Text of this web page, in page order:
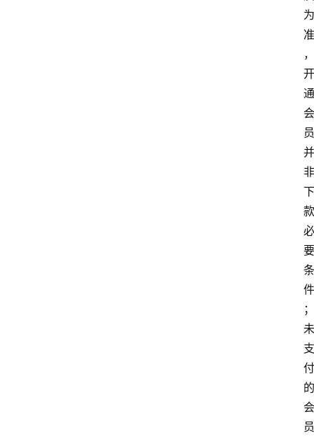
为
准
，
开
通
会
员
并
非
下
款
必
要
条
件
；
未
支
付
的
会
员